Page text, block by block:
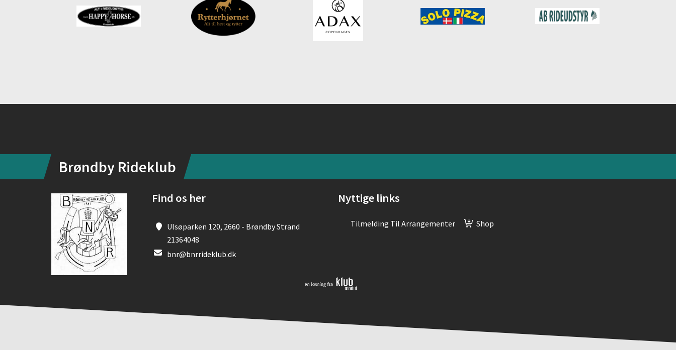
Brøndby Rideklub
Find os her
Ulsøparken 120, 2660 - Brøndby Strand
21364048
bnr@bnrrideklub.dk
Nyttige links
Tilmelding Til Arrangementer Shop